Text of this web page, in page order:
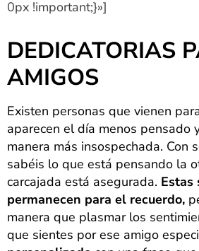
0px !important;}»]
DEDICATORIAS
AMIGOS
Existen personas que vienen
aparecen el día menos pensado
manera más insospechada. Con
sabéis lo que está pensando la
carcajada está asegurada. Estas
permanecen para el recuerdo,
manera que plasmar los
que sientes por ese amigo